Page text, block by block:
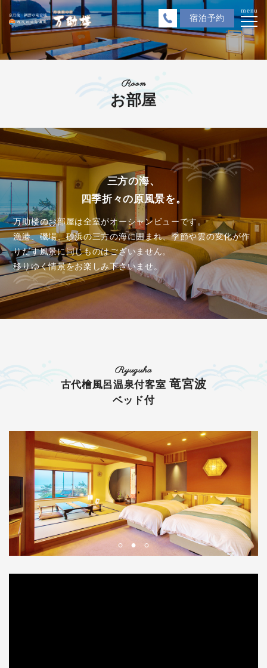
宿泊予約
menu
Room
お部屋
三方の海、
四季折々の原風景を。
万助楼のお部屋は全室がオーシャンビューです。
漁港、磯場、砂浜の三方の海に囲まれ、季節や雲の変化が作
りだす風景に同じものはございません。
移りゆく情景をお楽しみ下さいませ。
Ryuguha
古代檜風呂温泉付客室 竜宮波
ベッド付